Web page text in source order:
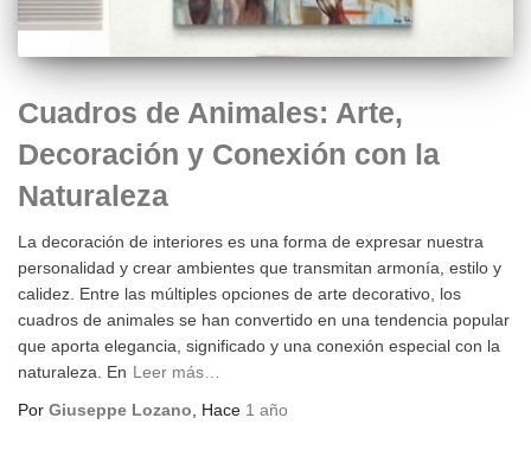
Cuadros de Animales: Arte,
Decoración y Conexión con la
Naturaleza
La decoración de interiores es una forma de expresar nuestra
personalidad y crear ambientes que transmitan armonía, estilo y
calidez. Entre las múltiples opciones de arte decorativo, los
cuadros de animales se han convertido en una tendencia popular
que aporta elegancia, significado y una conexión especial con la
naturaleza. En Leer más…
Por Giuseppe Lozano , Hace 1 año